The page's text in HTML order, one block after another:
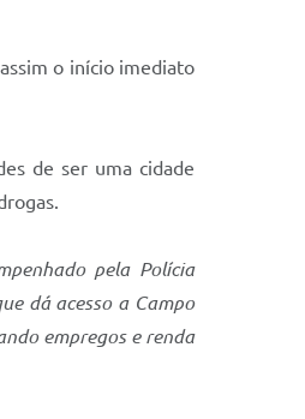
o início imediato
de ser uma cidade
pela Polícia
dá acesso a Campo
empregos e renda